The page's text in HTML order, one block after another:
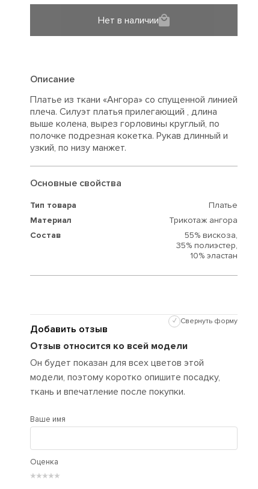
Нет в наличии
Описание
Платье из ткани «Ангора» со спущенной линией
плеча. Силуэт платья прилегающий , длина
выше колена, вырез горловины круглый, по
полочке подрезная кокетка. Рукав длинный и
узкий, по низу манжет.
Основные свойства
Тип товара
Платье
Материал
Трикотаж ангора
Состав
55% вискоза,
35% полиэстер,
10% эластан
Добавить отзыв
✓ Свернуть форму
Отзыв относится ко всей модели
Он будет показан для всех цветов этой
модели, поэтому коротко опишите посадку,
ткань и впечатление после покупки.
Ваше имя
Оценка
★
★
★
★
★